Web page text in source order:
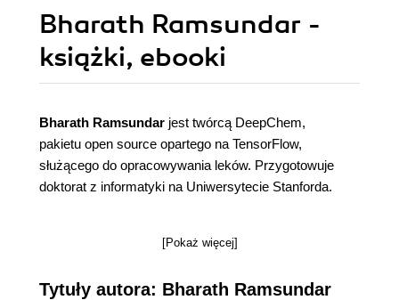
Bharath Ramsundar -
książki, ebooki
Bharath Ramsundar jest twórcą DeepChem,
pakietu open source opartego na TensorFlow,
służącego do opracowywania leków. Przygotowuje
doktorat z informatyki na Uniwersytecie Stanforda.
[Pokaż więcej]
Tytuły autora: Bharath Ramsundar